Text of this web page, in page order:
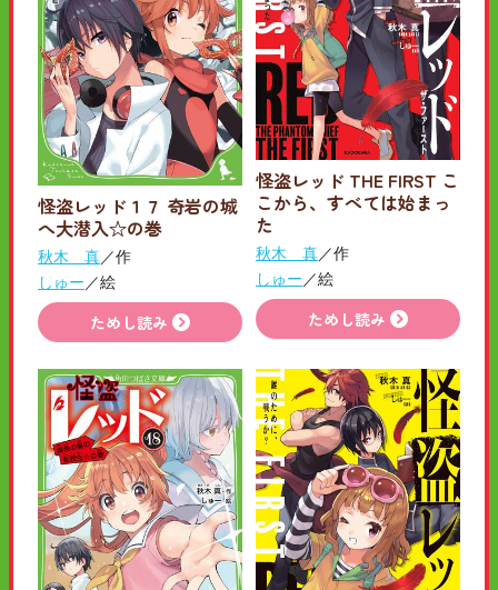
怪盗レッド１７ 奇岩の城
へ大潜入☆の巻
秋木 真／作
しゅー ／絵
ためし読み
怪盗レッド THE FIRST こ
こから、すべては始まっ
た
秋木 真／作
しゅー ／絵
ためし読み